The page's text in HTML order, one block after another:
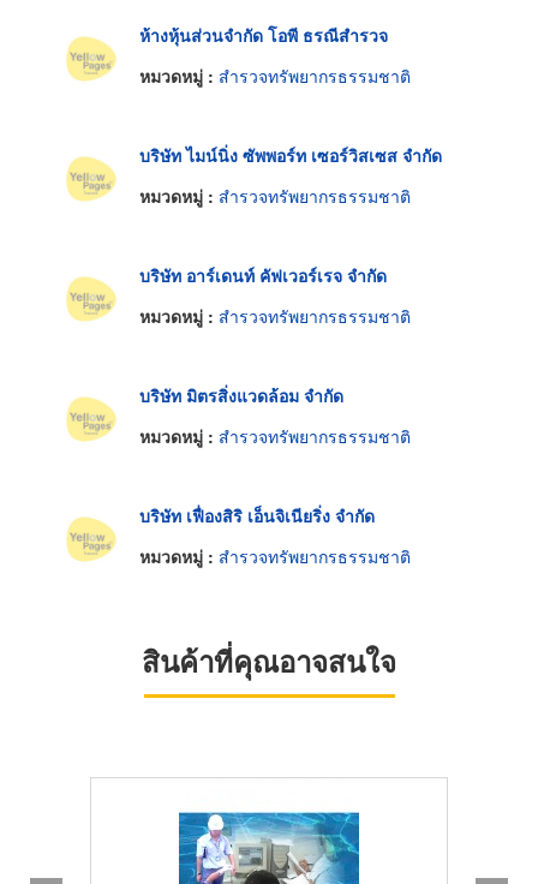
ห้างหุ้นส่วนจำกัด โอพี ธรณีสำรวจ
หมวดหมู่ : สำรวจทรัพยากรธรรมชาติ
บริษัท ไมน์นิ่ง ซัพพอร์ท เซอร์วิสเซส จำกัด
หมวดหมู่ : สำรวจทรัพยากรธรรมชาติ
บริษัท อาร์เดนท์ คัฟเวอร์เรจ จำกัด
หมวดหมู่ : สำรวจทรัพยากรธรรมชาติ
บริษัท มิตรสิ่งแวดล้อม จำกัด
หมวดหมู่ : สำรวจทรัพยากรธรรมชาติ
บริษัท เฟื่องสิริ เอ็นจิเนียริ่ง จำกัด
หมวดหมู่ : สำรวจทรัพยากรธรรมชาติ
สินค้าที่คุณอาจสนใจ